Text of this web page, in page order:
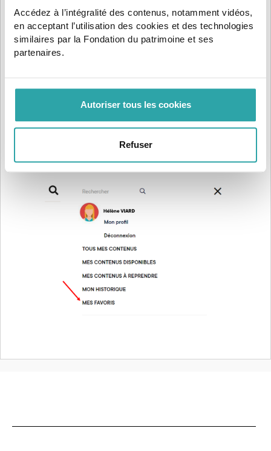
Accédez à l’intégralité des contenus, notamment vidéos,
en acceptant l’utilisation des cookies et des technologies
similaires par la Fondation du patrimoine et ses
partenaires.
Autoriser tous les cookies
Refuser
Vos contenus favoris sont alors accessibles depuis le menu
en cliquant sur"MES FAVORIS”: